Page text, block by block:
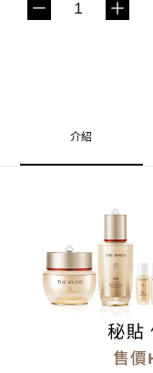
介紹